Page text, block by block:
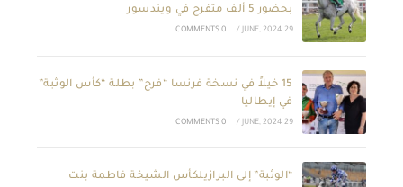
بحضور 5 ألف متفرج في ويندسور
29 JUNE, 2024
/
0 COMMENTS
15 خيلاً في نسخة فرنسا “فرح” بطلة “كأس الوثبة”
في إيطاليا
29 JUNE, 2024
/
0 COMMENTS
“الوثبة” إلى البرازيلكأس الشيخة فاطمة بنت